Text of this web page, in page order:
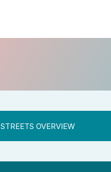
STREETS OVERVIEW